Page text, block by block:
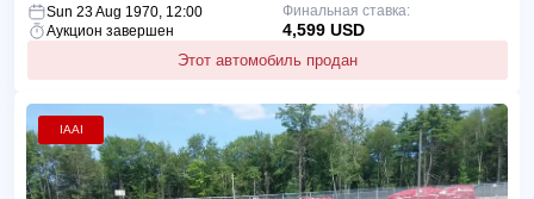
Sun 23 Aug 1970, 12:00
Аукцион завершен
Этот автомобиль продан
Финальная ставка:
4,599 USD
IAAI